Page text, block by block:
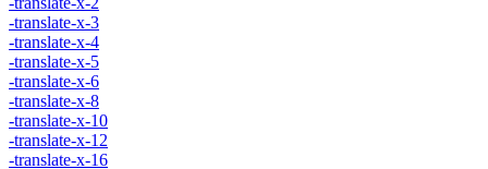
-translate-x-3
-translate-x-4
-translate-x-5
-translate-x-6
-translate-x-8
-translate-x-10
-translate-x-12
-translate-x-16